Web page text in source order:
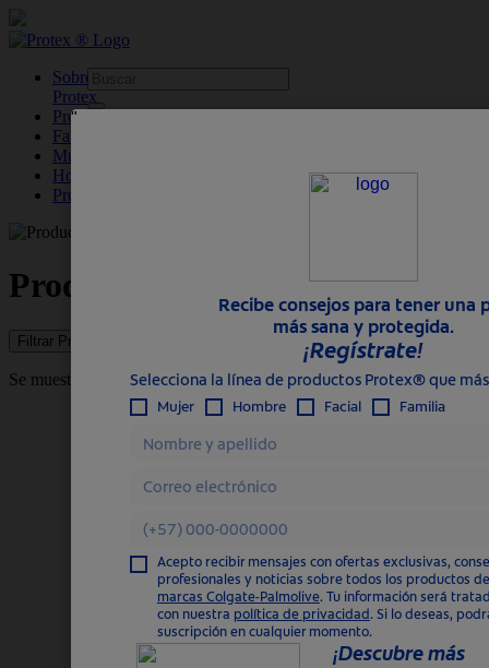
skipt to main content
Sobre
Protex
Productos
Familia
Mujer
Hombre
Profesional
Productos Protex®
Filtrar Productos
Se muestran